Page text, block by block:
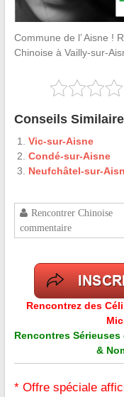
Commune de l’ Aisne !
Chinoise à Vailly-sur-
Conseils
Vic-sur-Aisne
Condé-sur-Aisne
Neufchâtel-sur-
Rencontrer Chinoise
commentaire
Rencontrez des
Rencontres
&
* Offre spéciale